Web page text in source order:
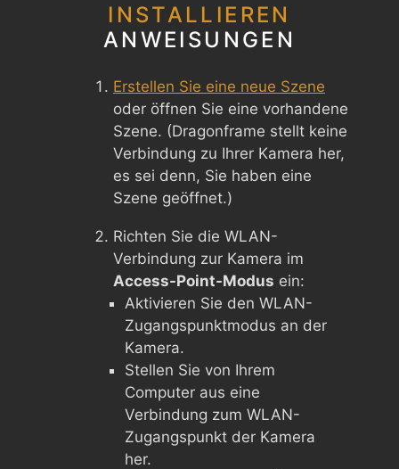
INSTALLIEREN
ANWEISUNGEN
Erstellen Sie eine neue Szene
oder öffnen Sie eine vorhandene
Szene. (Dragonframe stellt keine
Verbindung zu Ihrer Kamera her,
es sei denn, Sie haben eine
Szene geöffnet.)
Richten Sie die WLAN-
Verbindung zur Kamera im
Access-Point-Modus ein:
Aktivieren Sie den WLAN-
Zugangspunktmodus an der
Kamera.
Stellen Sie von Ihrem
Computer aus eine
Verbindung zum WLAN-
Zugangspunkt der Kamera
her.